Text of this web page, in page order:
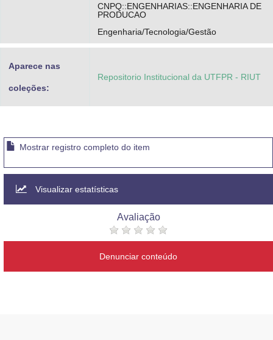
CNPQ::ENGENHARIAS::ENGENHARIA DE
PRODUCAO
Engenharia/Tecnologia/Gestão
Aparece nas
coleções:
Repositorio Institucional da UTFPR - RIUT
Mostrar registro completo do item
Visualizar estatísticas
Avaliação
Denunciar conteúdo